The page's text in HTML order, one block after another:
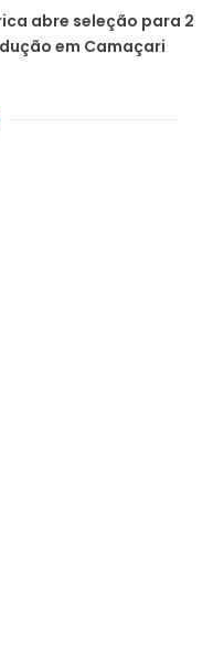
abre seleção para 2
em Camaçari